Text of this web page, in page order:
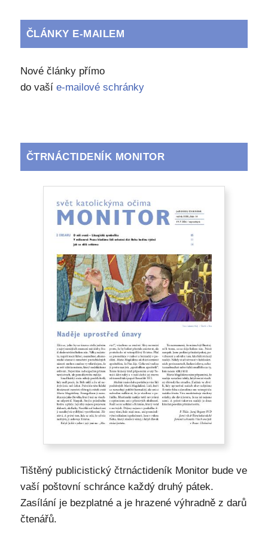
ČLÁNKY E-MAILEM
Nové články přímo
do vaší e-mailové schránky
ČTRNÁCTIDENÍK MONITOR
Tištěný publicistický čtrnáctideník Monitor bude ve
vaší poštovní schránce každý druhý pátek.
Zasílání je bezplatné a je hrazené výhradně z darů
čtenářů.